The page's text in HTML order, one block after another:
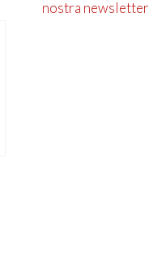
nostra newsletter